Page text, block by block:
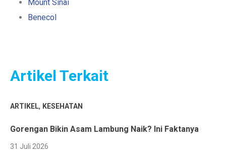
Mount Sinai
Benecol
Artikel Terkait
ARTIKEL, KESEHATAN
Gorengan Bikin Asam Lambung Naik? Ini Faktanya
31 Juli 2026